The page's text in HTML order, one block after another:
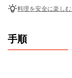
料理を安全に楽し
手順